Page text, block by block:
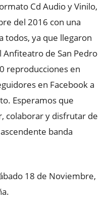
Cd Audio y Vinilo,
del 2016 con una
todos, ya que llegaron
Anfiteatro de San Pedro
reproducciones en
en Facebook a
Esperamos que
colaborar y disfrutar de
banda
18 de Noviembre,